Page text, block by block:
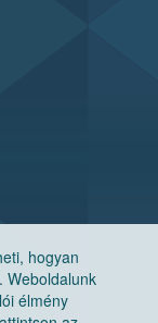
hogyan
Weboldalunk
élmény